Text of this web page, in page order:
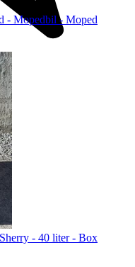
- Mopedbil - Moped
- 40 liter - Box